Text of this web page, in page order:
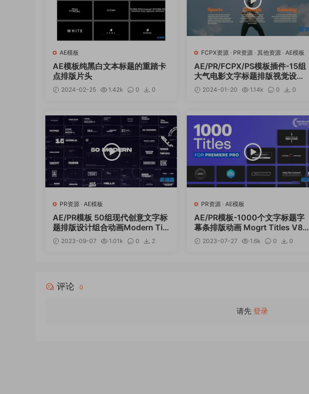
AE模板
AE模板纯黑白文本标题的重踏卡
点排版片头
2024-02-25 1.42k 0
0
FCPX资源· PR资源· 其他资源· AE模板
AE/PR/FCPX/PS模板插件-15组
大气电影文字标题排版视觉设计
Tropic Colour – Cinematic Title
s Vol.2
2024-01-20 1.14k 0
0
PR资源 · AE模板
AE/PR模板 50组现代创意文字标
题排版设计组合动画Modern Titl
es 2023-09-07 1.01k 0
2
PR资源· AE模板
AE/PR模板-1000个文字标题字
幕条排版动画 Mogrt Titles V8.1.
2 2023-07-27 1.6k 0
0
评论 0
请先 登录